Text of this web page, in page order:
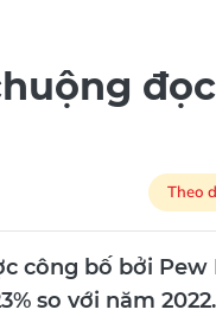
Theo
công bố bởi Pew
so với năm